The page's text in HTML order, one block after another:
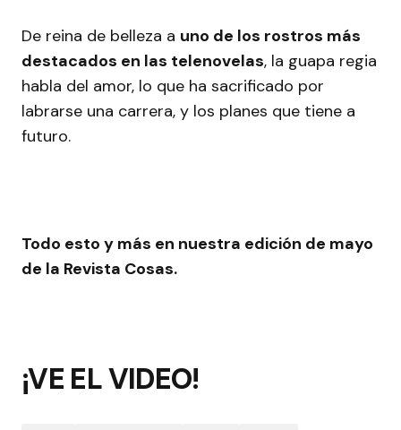
De reina de belleza a uno de los rostros más
destacados en las telenovelas, la guapa regia
habla del amor, lo que ha sacrificado por
labrarse una carrera, y los planes que tiene a
futuro.
Todo esto y más en nuestra edición de mayo
de la Revista Cosas.
¡VE EL VIDEO!